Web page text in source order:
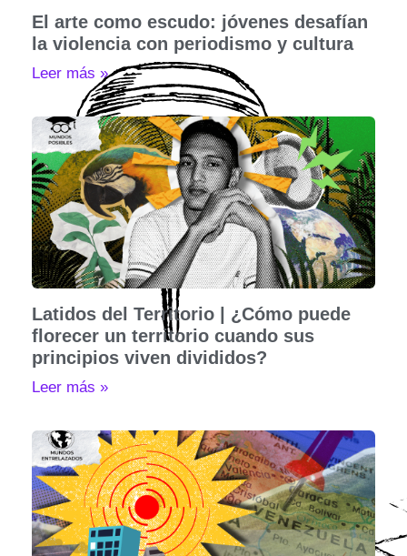
El arte como escudo: jóvenes desafían
la violencia con periodismo y cultura
Leer más »
Latidos del Territorio | ¿Cómo puede
florecer un territorio cuando sus
principios viven divididos?
Leer más »